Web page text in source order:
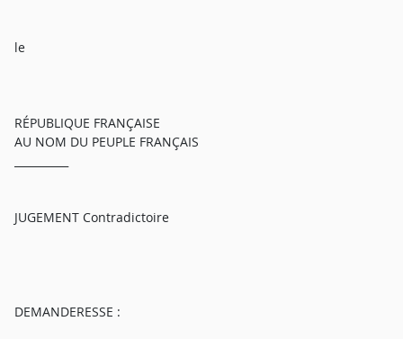
le
RÉPUBLIQUE FRANÇAISE
AU NOM DU PEUPLE FRANÇAIS
JUGEMENT Contradictoire
DEMANDERESSE :